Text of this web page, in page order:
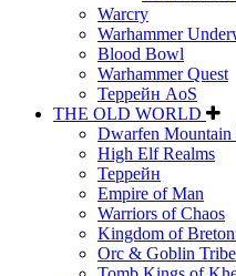
Warcry
Warhammer
Blood Bowl
Warhammer Quest
Террейн AoS
THE OLD WORLD
Dwarfen Mountain
High Elf Realms
Террейн
Empire of Man
Warriors of Chaos
Kingdom of
Orc & Goblin